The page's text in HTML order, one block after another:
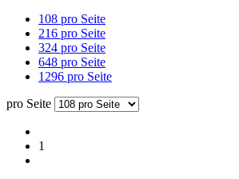
108 pro Seite
216 pro Seite
324 pro Seite
648 pro Seite
1296 pro Seite
pro Seite
1